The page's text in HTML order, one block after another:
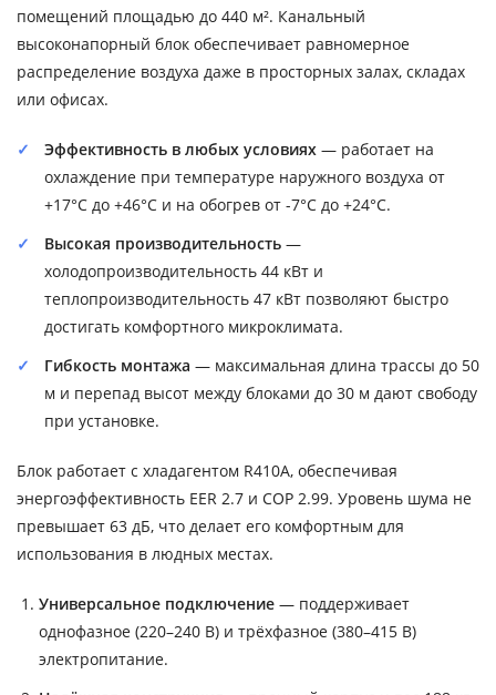
помещений площадью до 440 м². Канальный
высоконапорный блок обеспечивает равномерное
распределение воздуха даже в просторных залах, складах
или офисах.
Эффективность в любых условиях — работает на
охлаждение при температуре наружного воздуха от
+17°C до +46°C и на обогрев от -7°C до +24°C.
Высокая производительность —
холодопроизводительность 44 кВт и
теплопроизводительность 47 кВт позволяют быстро
достигать комфортного микроклимата.
Гибкость монтажа — максимальная длина трассы до 50
м и перепад высот между блоками до 30 м дают свободу
при установке.
Блок работает с хладагентом R410A, обеспечивая
энергоэффективность EER 2.7 и COP 2.99. Уровень шума не
превышает 63 дБ, что делает его комфортным для
использования в людных местах.
Универсальное подключение — поддерживает
однофазное (220–240 В) и трёхфазное (380–415 В)
электропитание.